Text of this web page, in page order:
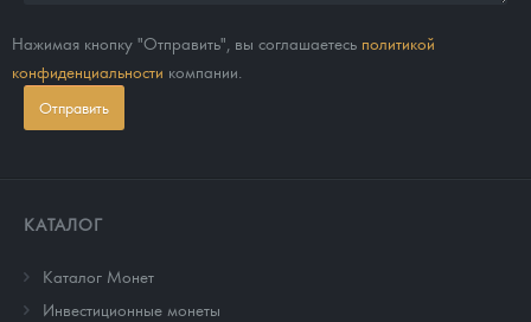
Нажимая кнопку "Отправить", вы соглашаетесь политикой
конфиденциальности компании.
Отправить
КАТАЛОГ
Каталог Монет
Инвестиционные монеты